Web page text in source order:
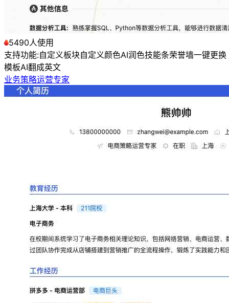
5490人使用
支持功能:自定义板块自定义颜色AI润色技能条荣誉墙一键更换
模板AI翻成英文
业务策略运营专家